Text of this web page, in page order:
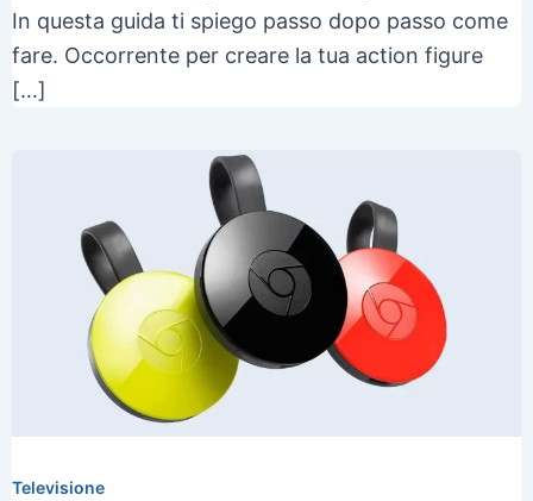
In questa guida ti spiego passo dopo passo come
fare. Occorrente per creare la tua action figure
[…]
Televisione